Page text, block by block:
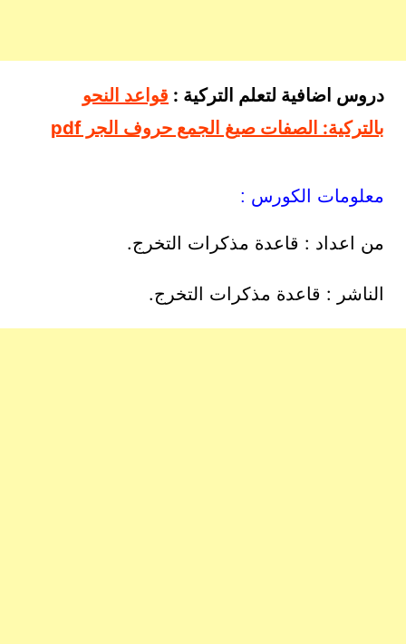
دروس اضافية لتعلم التركية : قواعد النحو
بالتركية: الصفات صيغ الجمع حروف الجر pdf
معلومات الكورس :
من اعداد : قاعدة مذكرات التخرج.
الناشر : قاعدة مذكرات التخرج.